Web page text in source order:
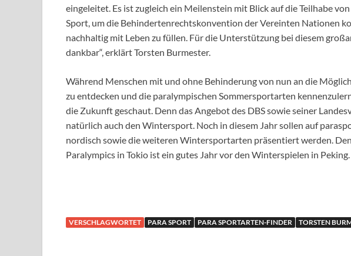
eingeleitet. Es ist zugleich ein Meilenstein mit Blick auf die Teilhabe
Sport, um die Behindertenrechtskonvention der Vereinten Nationen
nachhaltig mit Leben zu füllen. Für die Unterstützung bei diesem
dankbar“, erklärt Torsten Burmester.
Während Menschen mit und ohne Behinderung von nun an die
zu entdecken und die paralympischen Sommersportarten
die Zukunft geschaut. Denn das Angebot des DBS sowie seiner
natürlich auch den Wintersport. Noch in diesem Jahr sollen auf
nordisch sowie die weiteren Wintersportarten präsentiert werden.
Paralympics in Tokio ist ein gutes Jahr vor den Winterspielen in Peking.
VERSCHLAGWORTET PARA SPORT PARA SPORTARTEN-FINDER TORSTEN